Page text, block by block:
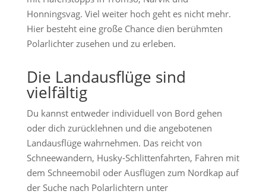
Honningsvag. Viel weiter hoch geht es nicht mehr.
Hier besteht eine große Chance dien berühmten
Polarlichter zusehen und zu erleben.
Die Landausflüge sind
vielfältig
Du kannst entweder individuell von Bord gehen
oder dich zurücklehnen und die angebotenen
Landausflüge wahrnehmen. Das reicht von
Schneewandern, Husky-Schlittenfahrten, Fahren mit
dem Schneemobil oder Ausflügen zum Nordkap auf
der Suche nach Polarlichtern unter